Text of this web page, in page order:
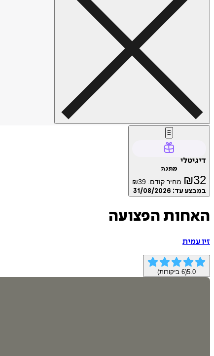
דיגיטלי
מתנה
₪32 מחיר קודם: ₪39
במבצע עד: 31/08/2026
האחות הפצועה
זיו עמית
5.0
(
6 ביקורות)